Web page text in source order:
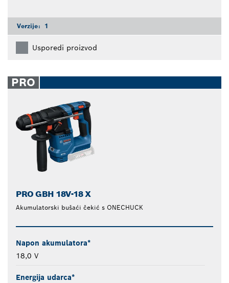
Verzije: 1
Usporedi proizvod
PRO
PRO GBH 18V-18 X
Akumulatorski bušaći čekić s ONECHUCK
Napon akumulatora*
18,0 V
Energija udarca*